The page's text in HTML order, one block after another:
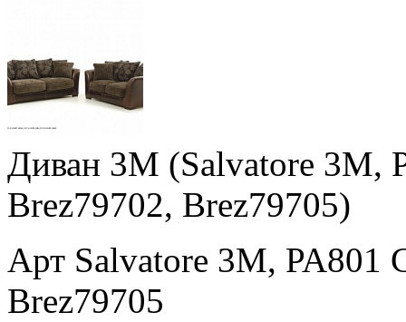
Диван 3M (Salvatore 3M,
Brez79702, Brez79705)
Арт Salvatore 3M, PA801
Brez79705